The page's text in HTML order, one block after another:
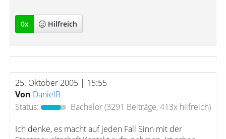
0x Hilfreich
25. Oktober 2005 | 15:55
Von DanielB
Status:
Bachelor(3291 Beiträge, 413x hilfreich)
Ich denke, es macht auf jeden Fall Sinn mit der